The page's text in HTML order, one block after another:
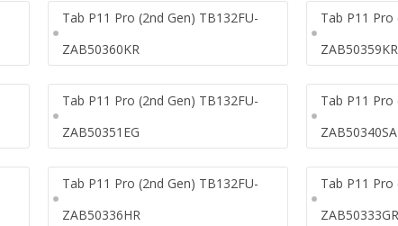
Tab P11 Pro (2nd Gen) TB132FU-
ZAB50360KR
Tab P11 Pro
ZAB50359KR
Tab P11 Pro (2nd Gen) TB132FU-
ZAB50351EG
Tab P11 Pro
ZAB50340SA
Tab P11 Pro (2nd Gen) TB132FU-
ZAB50336HR
Tab P11 Pro
ZAB50333GR